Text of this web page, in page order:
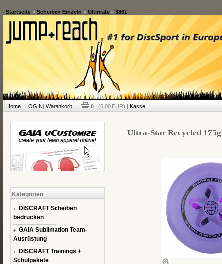
Startseite» Scheiben Einzeln » Ultimate» 3861
Home| LOGIN| Warenkorb 0 (0,00 EUR) | Kasse
Kategorien
DISCRAFT Scheiben
bedrucken
GAIA Sublimation Team-
Ausrüstung
DISCRAFT Trainings +
Schulpakete
Ultra-Star Recycled